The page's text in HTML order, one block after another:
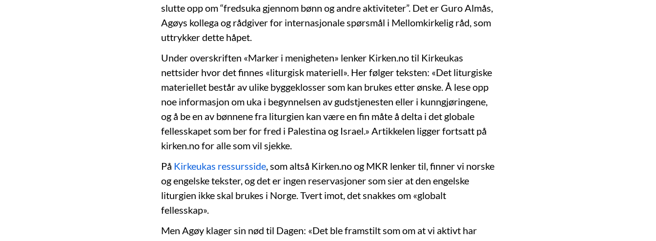
slutte opp om “fredsuka gjennom bønn og andre aktiviteter”. Det er Guro Almås,
Agøys kollega og rådgiver for internasjonale spørsmål i Mellomkirkelig råd, som
uttrykker dette håpet.
Under overskriften «Marker i menigheten» lenker Kirken.no til Kirkeukas
nettsider hvor det finnes «liturgisk materiell». Her følger teksten: «Det liturgiske
materiellet består av ulike byggeklosser som kan brukes etter ønske. Å lese opp
noe informasjon om uka i begynnelsen av gudstjenesten eller i kunngjøringene,
og å be en av bønnene fra liturgien kan være en fin måte å delta i det globale
fellesskapet som ber for fred i Palestina og Israel.» Artikkelen ligger fortsatt på
kirken.no for alle som vil sjekke.
På Kirkeukas ressursside, som altså Kirken.no og MKR lenker til, finner vi norske
og engelske tekster, og det er ingen reservasjoner som sier at den engelske
liturgien ikke skal brukes i Norge. Tvert imot, det snakkes om «globalt
fellesskap».
Men Agøy klager sin nød til Dagen: «Det ble framstilt som om at vi aktivt har